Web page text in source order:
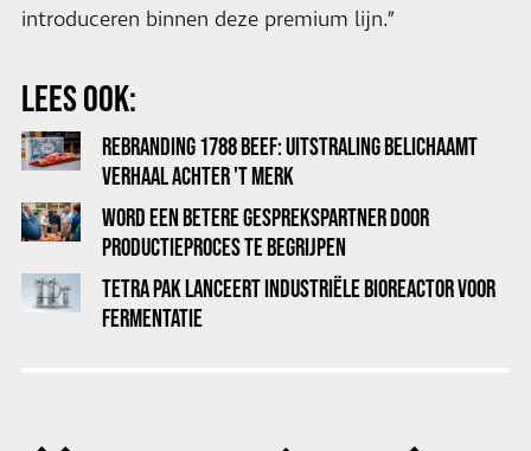
introduceren binnen deze premium lijn.”
LEES OOK:
REBRANDING 1788 BEEF: UITSTRALING BELICHAAMT
VERHAAL ACHTER 'T MERK
WORD EEN BETERE GESPREKSPARTNER DOOR
PRODUCTIEPROCES TE BEGRIJPEN
TETRA PAK LANCEERT INDUSTRIËLE BIOREACTOR VOOR
FERMENTATIE